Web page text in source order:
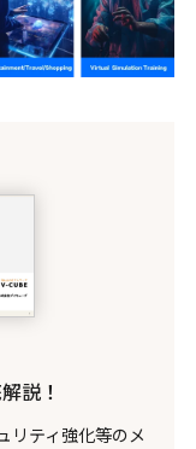
説！
リティ強化等のメ